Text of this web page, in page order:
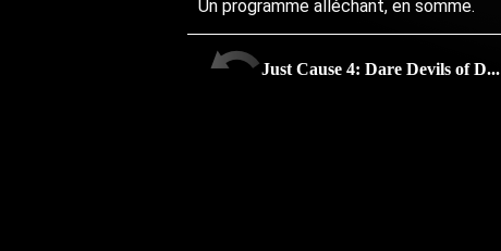
Un programme alléchant, en somme.
Just Cause 4: Dare Devils of D...